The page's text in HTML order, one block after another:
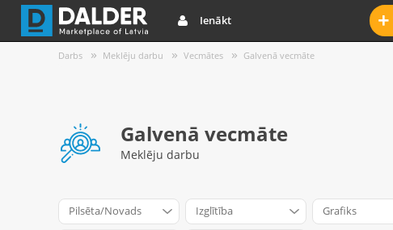
Ienākt +
Darbs Meklēju darbu Vecmātes Galvenā vecmāte
Galvenā vecmāte
Meklēju darbu
Pilsēta/Novads Izglītība Grafiks